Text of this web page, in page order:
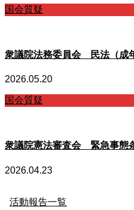
国会質疑
衆議院法務委員会 民法（成
2026.05.20
国会質疑
衆議院憲法審査会 緊急事態
2026.04.23
活動報告一覧